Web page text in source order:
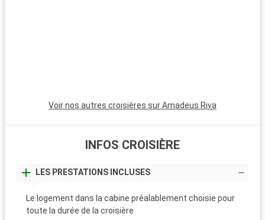
Voir nos autres croisières sur Amadeus Riva
INFOS CROISIÈRE
LES PRESTATIONS INCLUSES
Le logement dans la cabine préalablement choisie pour
toute la durée de la croisière